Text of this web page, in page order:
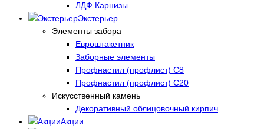
ЛДФ Карнизы
Экстерьер
Элементы забора
Евроштакетник
Заборные элементы
Профнастил (профлист) С8
Профнастил (профлист) С20
Искусственный камень
Декоративный облицовочный кирпич
Акции